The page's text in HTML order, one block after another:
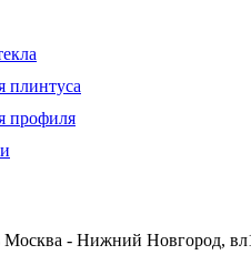
плинтуса
профиля
Москва - Нижний Новгород,